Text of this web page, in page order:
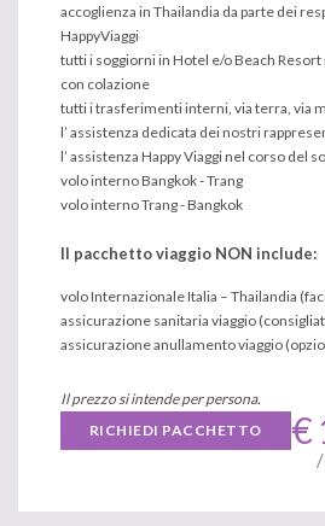
accoglienza in Thailandia da parte dei
HappyViaggi
tutti i soggiorni in Hotel e/o Beach
con colazione
tutti i trasferimenti interni, via terra, via
l’ assistenza dedicata dei nostri
l’ assistenza Happy Viaggi nel corso del
volo interno Bangkok - Trang
volo interno Trang - Bangkok
Il pacchetto viaggio NON include:
volo Internazionale Italia – Thailandia
assicurazione sanitaria viaggio
assicurazione anullamento viaggio
Il prezzo si intende per persona.
RICHIEDI PACCHETTO
€